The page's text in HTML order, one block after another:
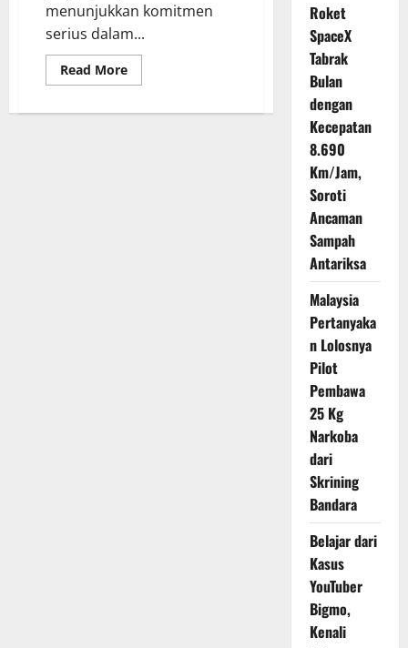
menunjukkan komitmen
serius dalam...
Read MoreRead
more
Pindahkan
Roket
SpaceX
Tabrak
Bulan
dengan
Kecepatan
8.690
Km/Jam,
Soroti
Ancaman
Sampah
Antariksa
Malaysia
Pertanyaka
n Lolosnya
Pilot
Pembawa
25 Kg
Narkoba
dari
Skrining
Bandara
Belajar dari
Kasus
YouTuber
Bigmo,
Kenali